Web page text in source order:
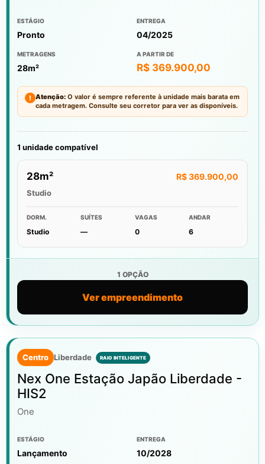
ESTÁGIO
Pronto
ENTREGA
04/2025
METRAGENS
28m²
A PARTIR DE
R$ 369.900,00
! Atenção: O valor é sempre referente à unidade mais barata em
cada metragem. Consulte seu corretor para ver as disponíveis.
1 unidade compatível
28m² R$ 369.900,00
Studio
DORM.
Studio
SUÍTES
—
VAGAS
0
ANDAR
6
1 OPÇÃO
Ver empreendimento
Centro Liberdade
Nex One Estação Japão Liberdade -
HIS2
One
ESTÁGIO
Lançamento
ENTREGA
10/2028